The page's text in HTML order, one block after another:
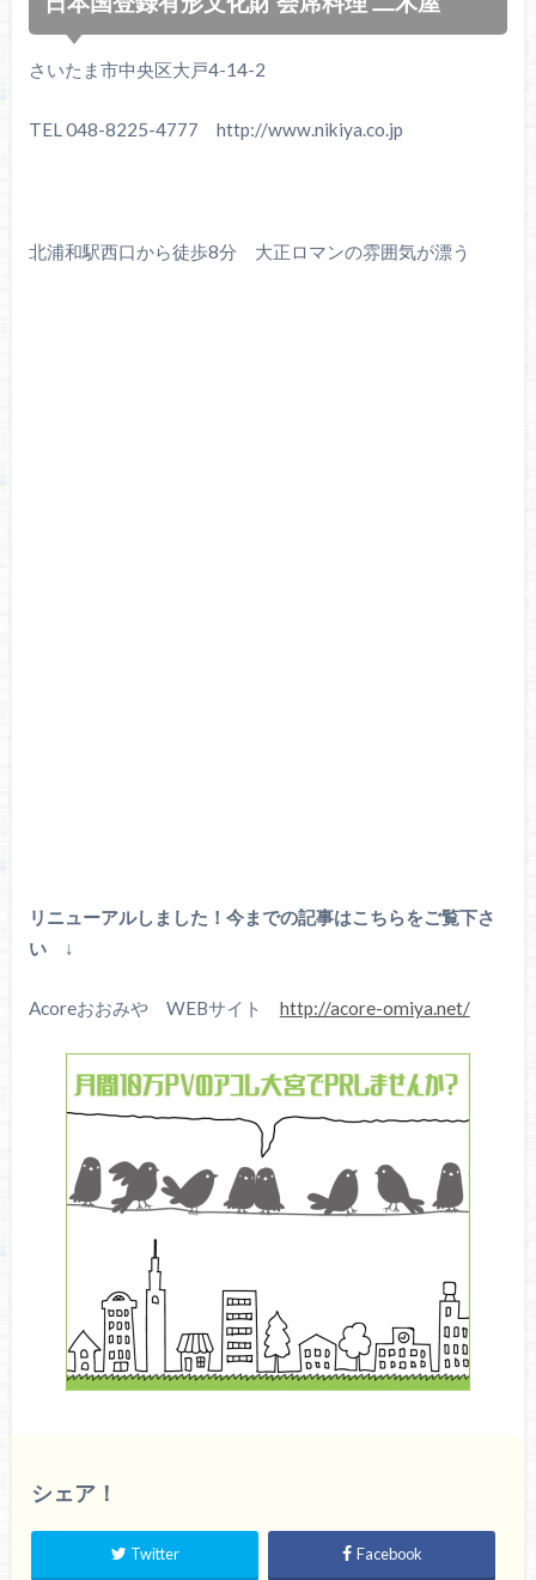
さいたま市中央区大戸4-14-2
TEL 048-8225-4777 http://www.nikiya.co.jp
北浦和駅西口から徒歩8分 大正ロマンの雰囲気が漂う
リニューアルしました！今までの記事はこちらをご覧下さ
い↓
Acoreおおみや WEBサイト http://acore-omiya.net/
シェア！
Twitter Facebook